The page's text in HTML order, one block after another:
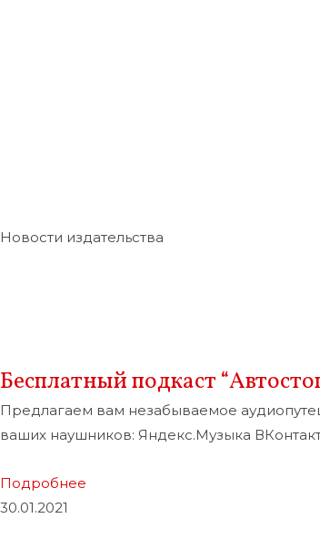
Новости издательства
Бесплатный подкаст
Предлагаем вам незабываемое
ваших наушников: Яндекс.Музыка
Подробнее
30.01.2021